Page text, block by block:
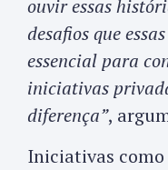
ouvir essas
desafios que
essencial para
iniciativas
diferença”,
Iniciativas